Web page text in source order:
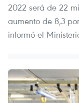
2022 será de 22
aumento de 8,3
informó el